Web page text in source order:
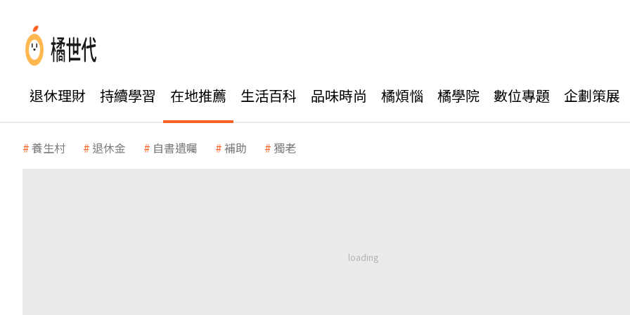
退休理財 持續學習 在地推薦 生活百科 品味時尚 橘煩惱 橘學院 數位專題 企劃策展
養生村 退休金 自書遺囑 補助 獨老